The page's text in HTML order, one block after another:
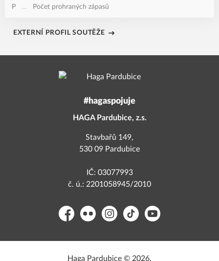
P
... Počet prohraných zápasů
EXTERNÍ PROFIL SOUTĚŽE
#hagaspojuje
HAGA Pardubice, z.s.
Stavbařů 149,
530 09 Pardubice
IČ: 03077993
č. ú.: 2201058945/2010
FacebookFlickr Instagram
TikTok YouTube
Haga Pardubice © 2026.